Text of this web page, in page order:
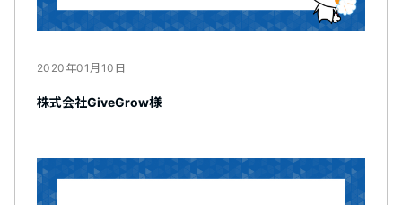
2020年01月10日
株式会社GiveGrow様